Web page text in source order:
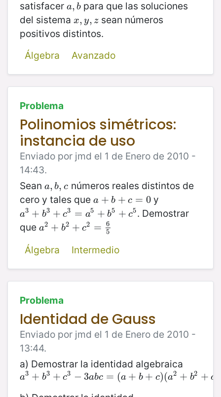
satisfacer a, b
a,b para que las soluciones
del sistema x, y, z
x,y,z
sean números
positivos distintos.
Álgebra
Avanzado
Problema
Polinomios simétricos:
instancia de uso
Enviado por jmd el 1 de Enero de 2010 -
14:43.
Sean a, b, c
a,b,c números reales distintos de
cero y tales que a + b + c = 0
a +b + c=0 y
a3 + b3 + c3 = a5 + b5 + c5
a3 +b3+c 3= a5 +b 5+c 5
. Demostrar
que a2 + b2 + c2 =
6
5
a2 +b2+c 2= 65
Álgebra
Intermedio
Problema
Identidad de Gauss
Enviado por jmd el 1 de Enero de 2010 -
13:44.
a) Demostrar la identidad algebraica
a3 + b3 + c3 − 3abc = (a + b + c)(a2 + b2 + c
a3 +b3+c 3− 3abc=( a+ b+c )(a2 +b2+ c2 −ab−